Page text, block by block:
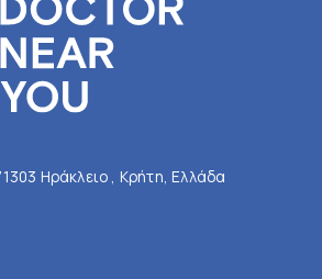
Ηράκλειο , Κρήτη, Ελλάδα